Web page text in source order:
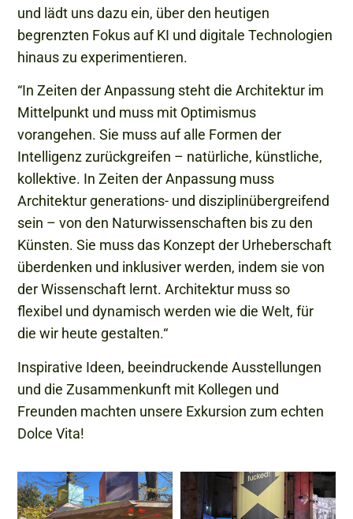
und lädt uns dazu ein, über den heutigen
begrenzten Fokus auf KI und digitale Technologien
hinaus zu experimentieren.
“In Zeiten der Anpassung steht die Architektur im
Mittelpunkt und muss mit Optimismus
vorangehen. Sie muss auf alle Formen der
Intelligenz zurückgreifen – natürliche, künstliche,
kollektive. In Zeiten der Anpassung muss
Architektur generations- und disziplinübergreifend
sein – von den Naturwissenschaften bis zu den
Künsten. Sie muss das Konzept der Urheberschaft
überdenken und inklusiver werden, indem sie von
der Wissenschaft lernt. Architektur muss so
flexibel und dynamisch werden wie die Welt, für
die wir heute gestalten.“
Inspirative Ideen, beeindruckende Ausstellungen
und die Zusammenkunft mit Kollegen und
Freunden machten unsere Exkursion zum echten
Dolce Vita!